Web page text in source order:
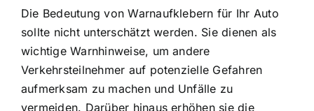
Die Bedeutung von Warnaufklebern für Ihr Auto
sollte nicht unterschätzt werden. Sie dienen als
wichtige Warnhinweise, um andere
Verkehrsteilnehmer auf potenzielle Gefahren
aufmerksam zu machen und Unfälle zu
vermeiden. Darüber hinaus erhöhen sie die